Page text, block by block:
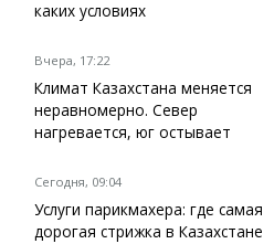
каких условиях
Вчера, 17:22
Климат Казахстана меняется
неравномерно. Север
нагревается, юг остывает
Сегодня, 09:04
Услуги парикмахера: где самая
дорогая стрижка в Казахстане